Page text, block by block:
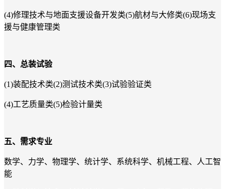
(4)修理技术与地面支援设备开发类(5)航材与大修类(6)现场支
援与健康管理类
四、总装试验
(1)装配技术类(2)测试技术类(3)试验验证类
(4)工艺质量类(5)检验计量类
五、需求专业
数学、力学、物理学、统计学、系统科学、机械工程、人工智
能